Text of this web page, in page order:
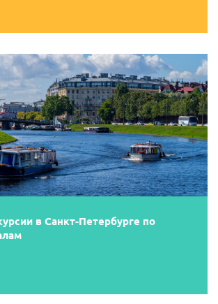
в Санкт-Петербурге по